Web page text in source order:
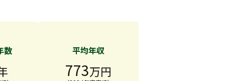
数 平均年収
773万円